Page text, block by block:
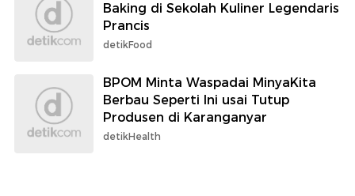
Baking di Sekolah Kuliner Legendaris
Prancis
detikFood
BPOM Minta Waspadai MinyaKita
Berbau Seperti Ini usai Tutup
Produsen di Karanganyar
detikHealth